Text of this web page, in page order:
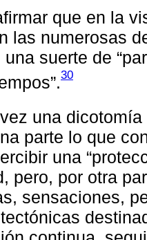
que en la
las numerosas
suerte de
30
una dicotomía
parte lo que
una
pero, por otra
sensaciones,